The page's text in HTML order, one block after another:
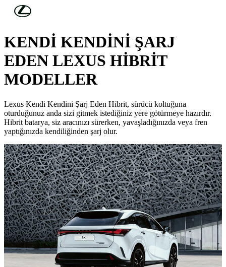
Skip to Main Content
LEXUS ELECTRIFIED
KENDİ KENDİNİ ŞARJ
EDEN LEXUS HİBRİT
MODELLER
Lexus Kendi Kendini Şarj Eden Hibrit, sürücü koltuğuna
oturduğunuz anda sizi gitmek istediğiniz yere götürmeye hazırdır.
Hibrit batarya, siz aracınızı sürerken, yavaşladığınızda veya fren
yaptığınızda kendiliğinden şarj olur.